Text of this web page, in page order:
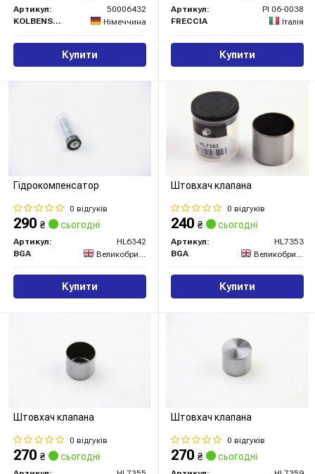
Артикул:
50006432
KOLBENSCHMIDT
Німеччина
Купити
Артикул:
PI 06-0038
FRECCIA
Італія
Купити
Гідрокомпенсатор
0 відгуків
290 ₴ сьогодні
Артикул:
HL6342
BGA
Великобританія
Купити
Штовхач клапана
0 відгуків
240 ₴ сьогодні
Артикул:
HL7353
BGA
Великобританія
Купити
Штовхач клапана
0 відгуків
270 ₴ сьогодні
Штовхач клапана
0 відгуків
270 ₴ сьогодні